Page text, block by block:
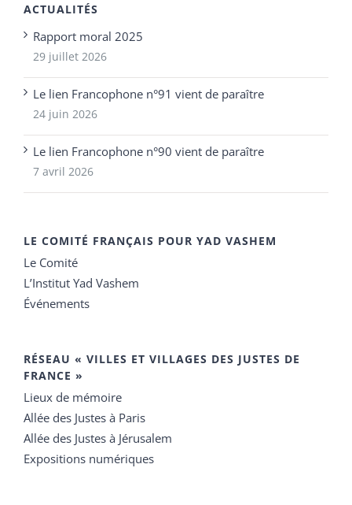
ACTUALITÉS
Rapport moral 2025
29 juillet 2026
Le lien Francophone n°91 vient de paraître
24 juin 2026
Le lien Francophone n°90 vient de paraître
7 avril 2026
LE COMITÉ FRANÇAIS POUR YAD VASHEM
Le Comité
L’Institut Yad Vashem
Événements
RÉSEAU « VILLES ET VILLAGES DES JUSTES DE
FRANCE »
Lieux de mémoire
Allée des Justes à Paris
Allée des Justes à Jérusalem
Expositions numériques